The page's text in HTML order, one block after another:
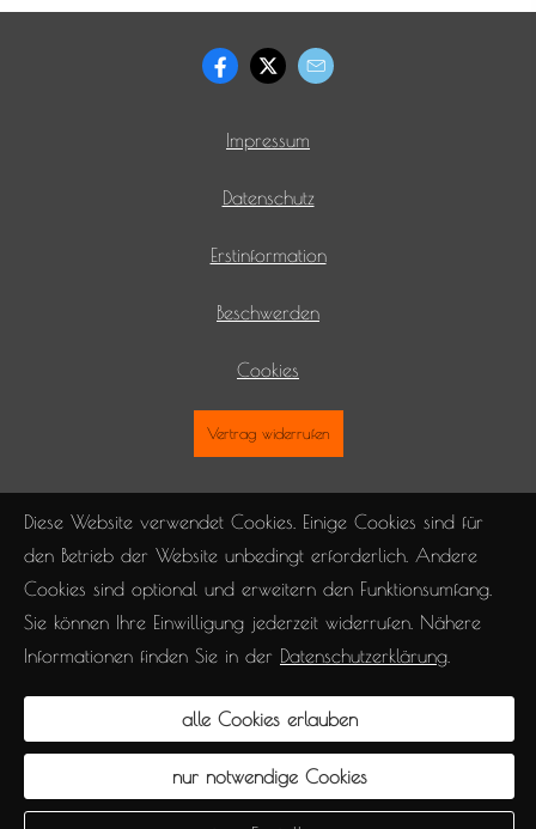
Impressum
Datenschutz
Erstinformation
Beschwerden
Cookies
Vertrag widerrufen
Diese Website verwendet Cookies. Einige Cookies sind für
den Betrieb der Website unbedingt erforderlich. Andere
Cookies sind optional und erweitern den Funktionsumfang.
Sie können Ihre Einwilligung jederzeit widerrufen. Nähere
Informationen finden Sie in der Datenschutzerklärung
alle Cookies erlauben
nur notwendige Cookies